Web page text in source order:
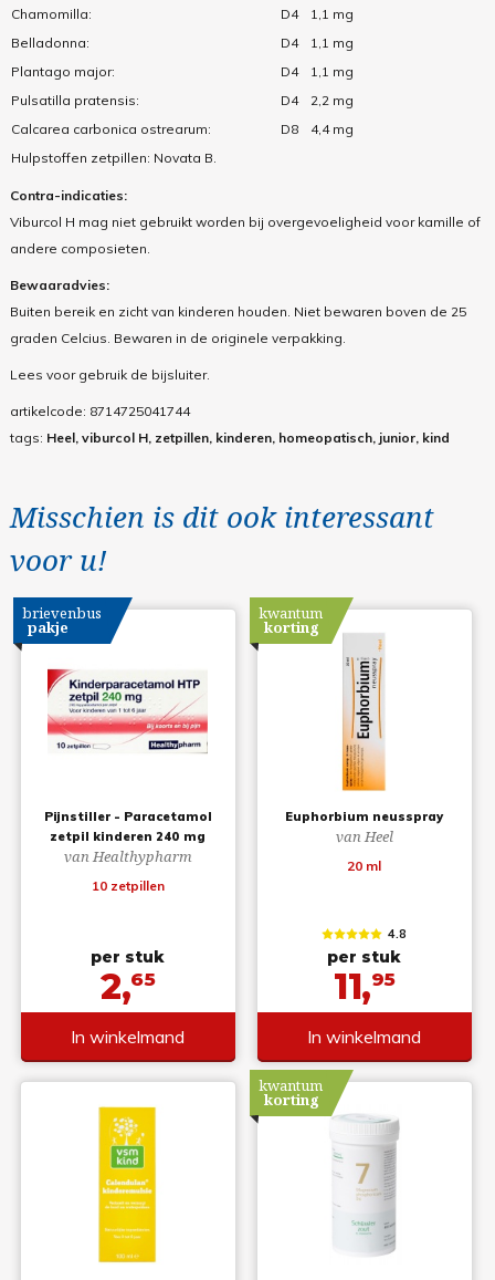
Chamomilla:
D4
1,1 mg
Belladonna:
D4
1,1 mg
Plantago major:
D4
1,1 mg
Pulsatilla pratensis:
D4
2,2 mg
Calcarea carbonica ostrearum:
D8
4,4 mg
Hulpstoffen zetpillen: Novata B.
Contra-indicaties:
Viburcol H mag niet gebruikt worden bij overgevoeligheid voor kamille of
andere composieten.
Bewaaradvies:
Buiten bereik en zicht van kinderen houden. Niet bewaren boven de 25
graden Celcius. Bewaren in de originele verpakking.
Lees voor gebruik de bijsluiter.
artikelcode: 8714725041744
tags: Heel, viburcol H, zetpillen, kinderen, homeopatisch, junior, kind
Misschien is dit ook interessant
voor u!
Pijnstiller - Paracetamol
zetpil kinderen 240 mg
van Healthypharm
10 zetpillen
brievenbus
pakje
per stuk
2,65
In winkelmand
Euphorbium neusspray
van Heel
20 ml
kwantum
korting
4.8
per stuk
11,95
In winkelmand
kwantum
korting